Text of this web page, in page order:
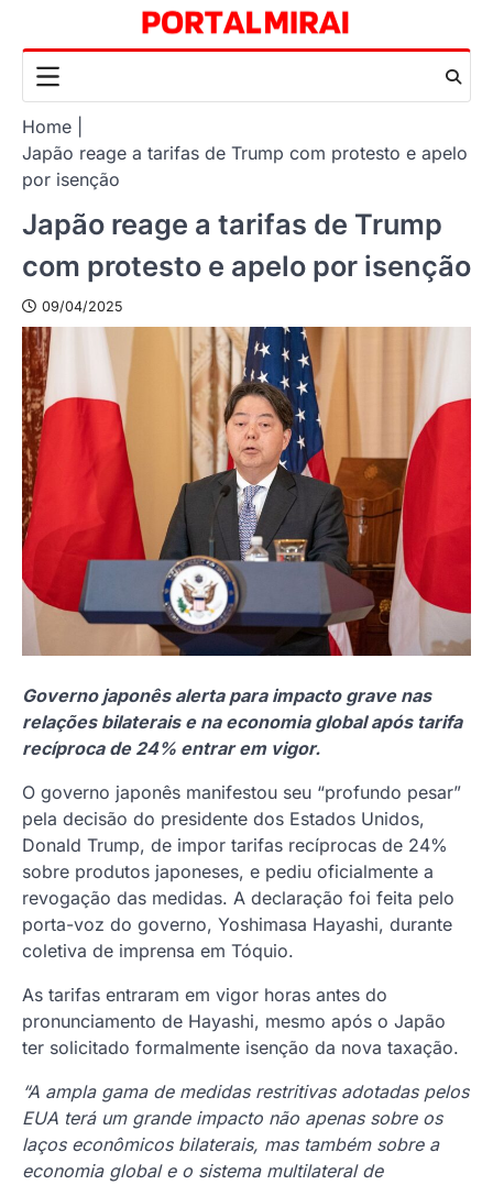
content
Home
Japão reage a tarifas de Trump com protesto e apelo
por isenção
Japão reage a tarifas de Trump
com protesto e apelo por isenção
09/04/2025
Governo japonês alerta para impacto grave nas
relações bilaterais e na economia global após tarifa
recíproca de 24% entrar em vigor.
O governo japonês manifestou seu “profundo pesar”
pela decisão do presidente dos Estados Unidos,
Donald Trump, de impor tarifas recíprocas de 24%
sobre produtos japoneses, e pediu oficialmente a
revogação das medidas. A declaração foi feita pelo
porta-voz do governo, Yoshimasa Hayashi, durante
coletiva de imprensa em Tóquio.
As tarifas entraram em vigor horas antes do
pronunciamento de Hayashi, mesmo após o Japão
ter solicitado formalmente isenção da nova taxação.
“A ampla gama de medidas restritivas adotadas pelos
EUA terá um grande impacto não apenas sobre os
laços econômicos bilaterais, mas também sobre a
economia global e o sistema multilateral de